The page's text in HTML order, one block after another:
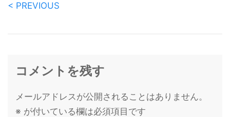
< PREVIOUS
コメントを残す
メールアドレスが公開されることはありません。
※ が付いている欄は必須項目です